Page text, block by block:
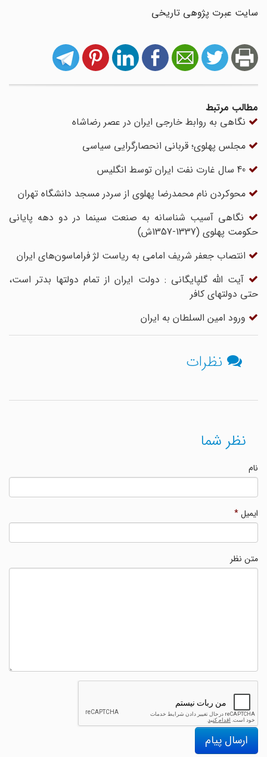
سایت عبرت پژوهی تاریخی
مطالب مرتبط
نگاهی به روابط خارجی ایران در عصر رضاشاه
مجلس پهلوی؛ قربانی انحصارگرایی سیاسی
‏40 سال غارت نفت ایران توسط انگلیس ‏
محوکردن نام محمدرضا پهلوی از سردر مسجد دانشگاه تهران
نگاهی آسیب شناسانه به صنعت سینما در دو دهه پایانی
حکومت پهلوی (1337-1357ش)
انتصاب جعفر شریف امامی به ریاست لژ فراماسون‌های ایران
آیت الله گلپایگانى : دولت ایران از تمام دولتها بدتر است،
حتى دولتهاى کافر
ورود امین السلطان به ایران
نظرات
نظر شما
ایمیل*
متن نظر
ارسال پیام